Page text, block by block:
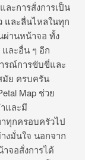
ละการสั่งการเป็น
และลื่นไหลในทุก
านหน้าจอ ทั้ง
ละอื่น ๆ อีก
รณ์การขับขี่และ
มัย ครบครัน
Map ช่วย
และมี
ทุกครอบครัวไป
งมั่นใจ นอกจาก
จอสั่งการได้